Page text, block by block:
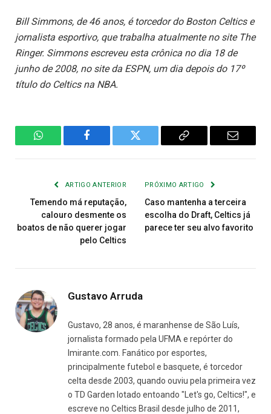
Bill Simmons, de 46 anos, é torcedor do Boston Celtics e
jornalista esportivo, que trabalha atualmente no site The
Ringer. Simmons escreveu esta crônica no dia 18 de
junho de 2008, no site da ESPN, um dia depois do 17º
título do Celtics na NBA.
WhatsAppFacebook Twitter
Copiar
E-
ARTIGO ANTERIOR
Temendo má reputação,
calouro desmente os
boatos de não querer jogar
pelo Celtics
PRÓXIMO ARTIGO
Caso mantenha a terceira
escolha do Draft, Celtics já
parece ter seu alvo favorito
Gustavo Arruda
Gustavo, 28 anos, é maranhense de São Luís,
jornalista formado pela UFMA e repórter do
Imirante.com. Fanático por esportes,
principalmente futebol e basquete, é torcedor
celta desde 2003, quando ouviu pela primeira vez
o TD Garden lotado entoando "Let's go, Celtics!", e
escreve no Celtics Brasil desde julho de 2011,